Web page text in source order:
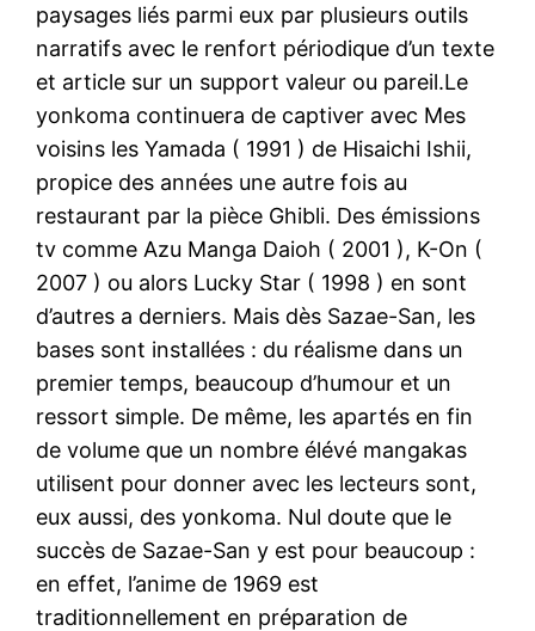
paysages liés parmi eux par plusieurs outils
narratifs avec le renfort périodique d’un texte
et article sur un support valeur ou pareil.Le
yonkoma continuera de captiver avec Mes
voisins les Yamada ( 1991 ) de Hisaichi Ishii,
propice des années une autre fois au
restaurant par la pièce Ghibli. Des émissions
tv comme Azu Manga Daioh ( 2001 ), K-On (
2007 ) ou alors Lucky Star ( 1998 ) en sont
d’autres a derniers. Mais dès Sazae-San, les
bases sont installées : du réalisme dans un
premier temps, beaucoup d’humour et un
ressort simple. De même, les apartés en fin
de volume que un nombre élévé mangakas
utilisent pour donner avec les lecteurs sont,
eux aussi, des yonkoma. Nul doute que le
succès de Sazae-San y est pour beaucoup :
en effet, l’anime de 1969 est
traditionnellement en préparation de